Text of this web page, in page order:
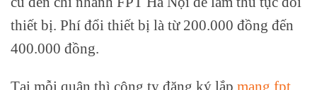
thiết bị. Phí đổi thiết bị là từ 200.000 đồng đến
400.000 đồng.
Tại mỗi quận thì công ty đăng ký lắp mạng fpt